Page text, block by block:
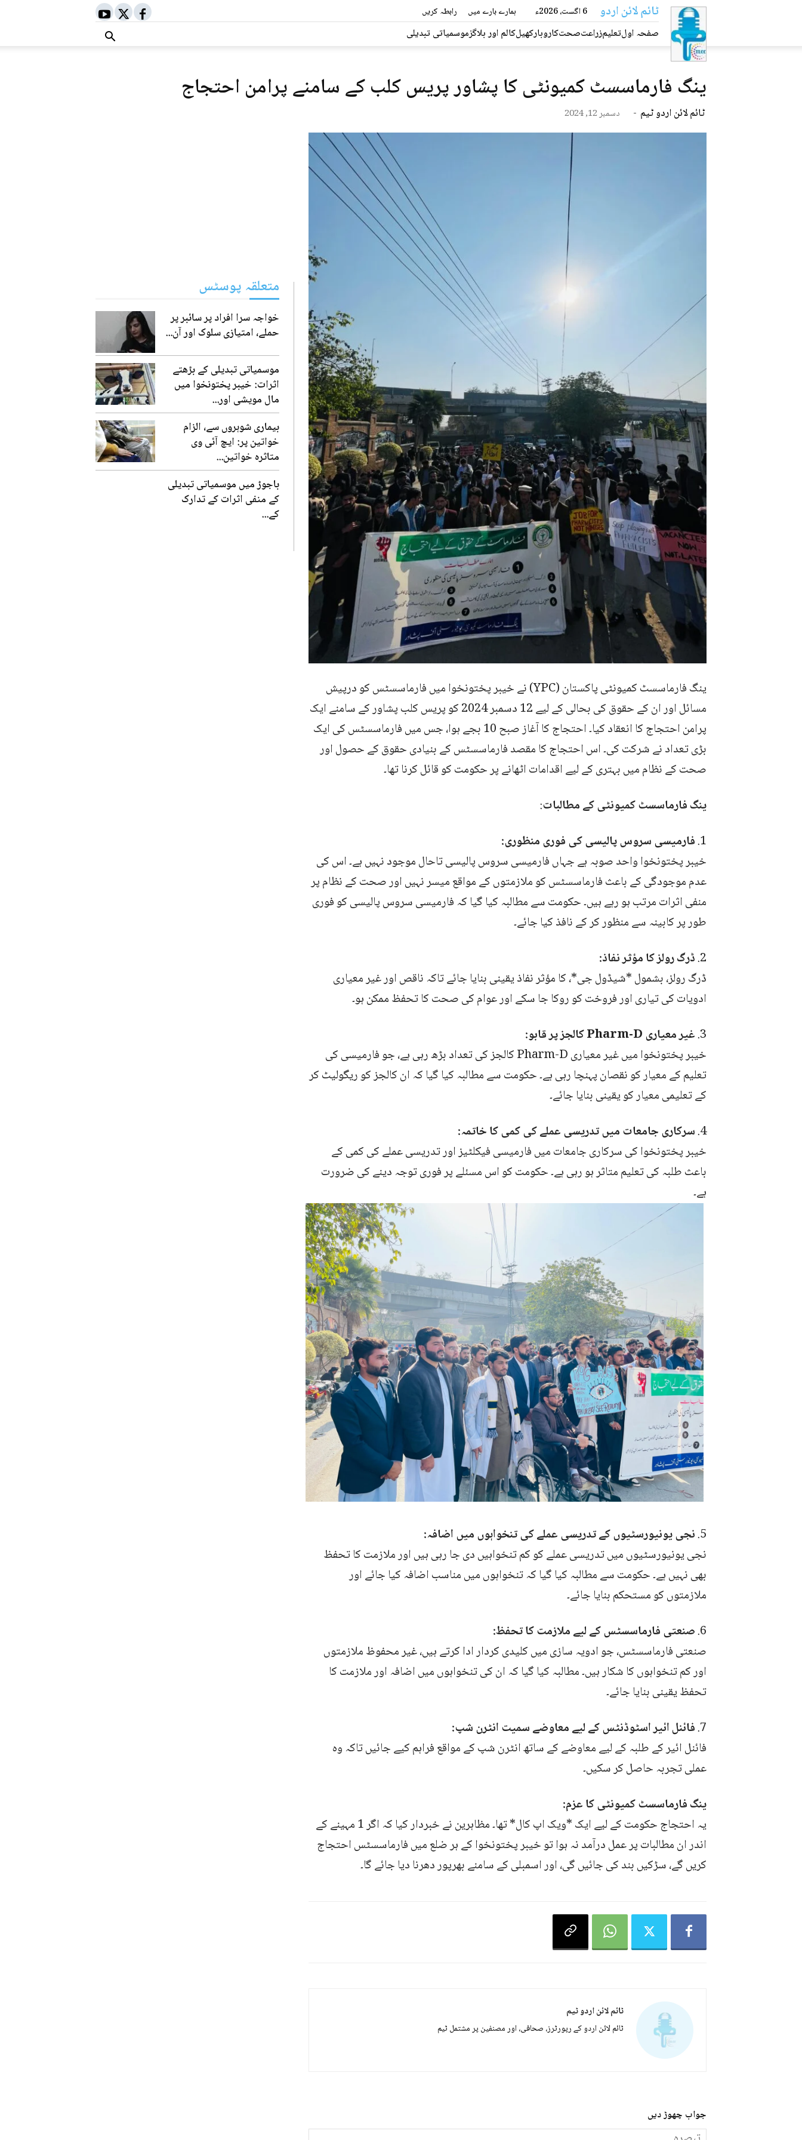
ٹائم
لائن
اردو
6 اگست، 2026ء ہمارے بارے میں رابطہ کریں
صفحہ اولتعلیمزراعتصحتکاروبارکھیلکالم اور بلاگزموسمیاتی تبدیلی
ینگ فارماسسٹ کمیونٹی کا پشاور پریس کلب کے سامنے پرامن احتجاج
ٹائم لائن اردو ٹیم - دسمبر 12, 2024
ینگ فارماسسٹ کمیونٹی پاکستان (YPC) نے خیبر پختونخوا میں فارماسسٹس کو درپیش
مسائل اور ان کے حقوق کی بحالی کے لیے 12 دسمبر 2024 کو پریس کلب پشاور کے سامنے ایک
پرامن احتجاج کا انعقاد کیا۔ احتجاج کا آغاز صبح 10 بجے ہوا، جس میں فارماسسٹس کی ایک
بڑی تعداد نے شرکت کی۔ اس احتجاج کا مقصد فارماسسٹس کے بنیادی حقوق کے حصول اور
صحت کے نظام میں بہتری کے لیے اقدامات اٹھانے پر حکومت کو قائل کرنا تھا۔
ینگ فارماسسٹ کمیونٹی کے مطالبات:
1. فارمیسی سروس پالیسی کی فوری منظوری:
خیبر پختونخوا واحد صوبہ ہے جہاں فارمیسی سروس پالیسی تاحال موجود نہیں ہے۔ اس کی
عدم موجودگی کے باعث فارماسسٹس کو ملازمتوں کے مواقع میسر نہیں اور صحت کے نظام پر
منفی اثرات مرتب ہو رہے ہیں۔ حکومت سے مطالبہ کیا گیا کہ فارمیسی سروس پالیسی کو فوری
طور پر کابینہ سے منظور کر کے نافذ کیا جائے۔
2. ڈرگ رولز کا مؤثر نفاذ:
ڈرگ رولز، بشمول *شیڈول جی*، کا مؤثر نفاذ یقینی بنایا جائے تاکہ ناقص اور غیر معیاری
ادویات کی تیاری اور فروخت کو روکا جا سکے اور عوام کی صحت کا تحفظ ممکن ہو۔
3. غیر معیاری Pharm-D کالجز پر قابو:
خیبر پختونخوا میں غیر معیاری Pharm-D کالجز کی تعداد بڑھ رہی ہے، جو فارمیسی کی
تعلیم کے معیار کو نقصان پہنچا رہی ہے۔ حکومت سے مطالبہ کیا گیا کہ ان کالجز کو ریگولیٹ کر
کے تعلیمی معیار کو یقینی بنایا جائے۔
4. سرکاری جامعات میں تدریسی عملے کی کمی کا خاتمہ:
خیبر پختونخوا کی سرکاری جامعات میں فارمیسی فیکلٹیز اور تدریسی عملے کی کمی کے
باعث طلبہ کی تعلیم متاثر ہو رہی ہے۔ حکومت کو اس مسئلے پر فوری توجہ دینے کی ضرورت
ہے۔
5. نجی یونیورسٹیوں کے تدریسی عملے کی تنخواہوں میں اضافہ:
نجی یونیورسٹیوں میں تدریسی عملے کو کم تنخواہیں دی جا رہی ہیں اور ملازمت کا تحفظ
بھی نہیں ہے۔ حکومت سے مطالبہ کیا گیا کہ تنخواہوں میں مناسب اضافہ کیا جائے اور
ملازمتوں کو مستحکم بنایا جائے۔
6. صنعتی فارماسسٹس کے لیے ملازمت کا تحفظ:
صنعتی فارماسسٹس، جو ادویہ سازی میں کلیدی کردار ادا کرتے ہیں، غیر محفوظ ملازمتوں
اور کم تنخواہوں کا شکار ہیں۔ مطالبہ کیا گیا کہ ان کی تنخواہوں میں اضافہ اور ملازمت کا
تحفظ یقینی بنایا جائے۔
7. فائنل ائیر اسٹوڈنٹس کے لیے معاوضے سمیت انٹرن شپ:
فائنل ائیر کے طلبہ کے لیے معاوضے کے ساتھ انٹرن شپ کے مواقع فراہم کیے جائیں تاکہ وہ
عملی تجربہ حاصل کر سکیں۔
ینگ فارماسسٹ کمیونٹی کا عزم:
یہ احتجاج حکومت کے لیے ایک *ویک اپ کال* تھا۔ مظاہرین نے خبردار کیا کہ اگر 1 مہینے کے
اندر ان مطالبات پر عمل درآمد نہ ہوا تو خیبر پختونخوا کے ہر ضلع میں فارماسسٹس احتجاج
کریں گے، سڑکیں بند کی جائیں گی، اور اسمبلی کے سامنے بھرپور دھرنا دیا جائے گا۔
ٹائم لائن اردو ٹیم
ٹائم لائن اردو کے رپورٹرز، صحافی، اور مصنفین پر مشتمل ٹیم
جواب چھوڑ دیں
متعلقہ پوسٹس
خواجہ سرا افراد پر سائبر پر
حملے، امتیازی سلوک اور آن...
موسمیاتی تبدیلی کے بڑھتے
اثرات: خیبر پختونخوا میں
مال مویشی اور...
بیماری شوہروں سے، الزام
خواتین پر: ایچ آئی وی
متاثرہ خواتین...
باجوڑ میں موسمیاتی تبدیلی
کے منفی اثرات کے تدارک
کے...